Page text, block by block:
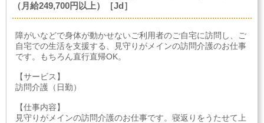
（月給249,700円以上）［Jd］
障がいなどで身体が動かせないご利用者のご自宅に訪問し、ご
自宅での生活を支援する、見守りがメインの訪問介護のお仕事
です。もちろん直行直帰OK。
【サービス】
訪問介護（日勤）
【仕事内容】
見守りがメインの訪問介護のお仕事です。寝返りをうたせて上